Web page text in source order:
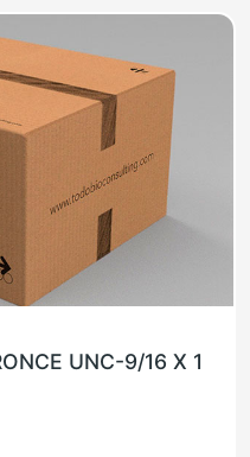
UNC-9/16 X 1